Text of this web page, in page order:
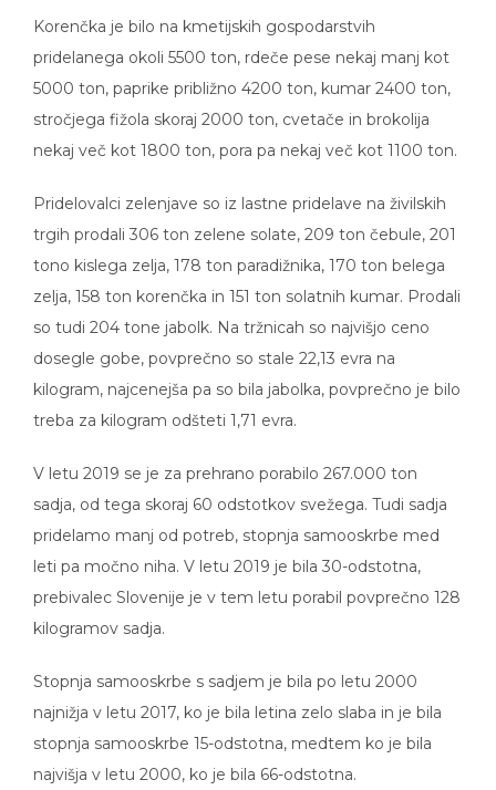
pridelanega okoli 5500 ton, rdeče pese nekaj manj kot
5000 ton, paprike približno 4200 ton, kumar 2400 ton,
stročjega fižola skoraj 2000 ton, cvetače in brokolija
nekaj več kot 1800 ton, pora pa nekaj več kot 1100 ton.
trgih prodali 306 ton zelene solate, 209 ton čebule, 201
tono kislega zelja, 178 ton paradižnika, 170 ton belega
zelja, 158 ton korenčka in 151 ton solatnih kumar. Prodali
so tudi 204 tone jabolk. Na tržnicah so najvišjo ceno
dosegle gobe, povprečno so stale 22,13 evra na
kilogram, najcenejša pa so bila jabolka, povprečno je bilo
treba za kilogram odšteti 1,71 evra.
sadja, od tega skoraj 60 odstotkov svežega. Tudi sadja
pridelamo manj od potreb, stopnja samooskrbe med
leti pa močno niha. V letu 2019 je bila 30-odstotna,
prebivalec Slovenije je v tem letu porabil povprečno 128
kilogramov sadja.
najnižja v letu 2017, ko je bila letina zelo slaba in je bila
stopnja samooskrbe 15-odstotna, medtem ko je bila
najvišja v letu 2000, ko je bila 66-odstotna.